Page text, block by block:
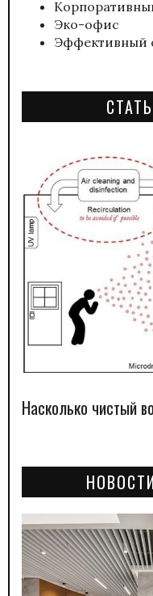
Эко-офис
Эффективный
Насколько чистый